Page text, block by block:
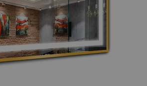
Упаковка
Каталог